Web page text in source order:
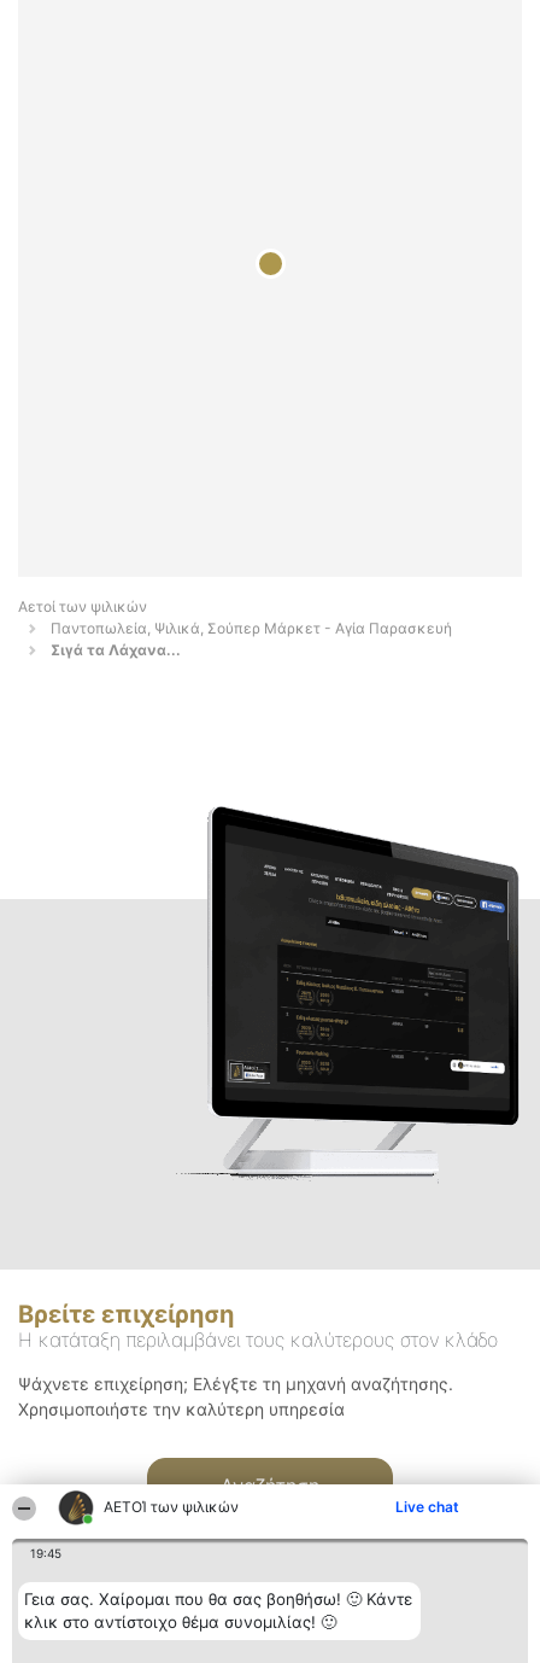
ΑΕΤΟΊ των ψιλικών Live chat
19:45
Γεια σας. Χαίρομαι που θα σας βοηθήσω! 🙂 Κάντε
κλικ στο αντίστοιχο θέμα συνομιλίας! 🙂
Αετοί των ψιλικών
Παντοπωλεία, Ψιλικά, Σούπερ Μάρκετ - Αγία Παρασκευή
Σιγά τα Λάχανα...
Βρείτε επιχείρηση
Η κατάταξη περιλαμβάνει τους καλύτερους στον κλάδο
Ψάχνετε επιχείρηση; Ελέγξτε τη μηχανή αναζήτησης.
Χρησιμοποιήστε την καλύτερη υπηρεσία
Αναζήτηση